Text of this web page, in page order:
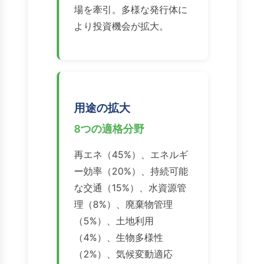
場を牽引。多様な発行体に
より投資機会が拡大。
用途の拡大
8つの適格分野
再エネ（45%）、エネルギ
ー効率（20%）、持続可能
な交通（15%）、水資源管
理（8%）、廃棄物管理
（5%）、土地利用
（4%）、生物多様性
（2%）、気候変動適応